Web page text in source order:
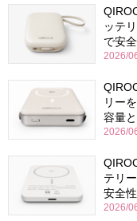
ッテ
で安
2026/
リー
容量
2026/
テリ
安全
2026/